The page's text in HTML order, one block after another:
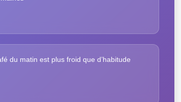
du matin est plus froid que d’habitude